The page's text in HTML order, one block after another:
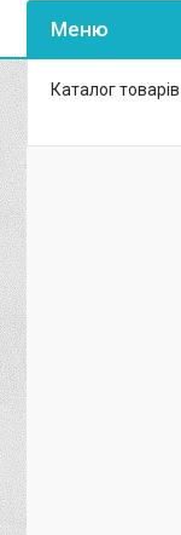
Каталог товарів